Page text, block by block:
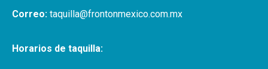
Correo: taquilla@frontonmexico.com.mx
Horarios de taquilla: